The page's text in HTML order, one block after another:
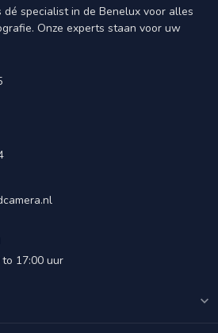
specialist in de Benelux voor alles
Onze experts staan voor uw
17:00 uur